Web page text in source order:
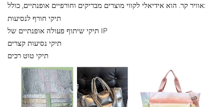
אוויר קר. הוא אידיאלי לקווי מוצרים מבריקים וחורפיים אופנתיים, כולל:
תיקי חורף לנסיעות
תיקי שיתוף פעולה אופנתיים של IP
תיקי נסיעות קצרים
תיקי טוט רכים